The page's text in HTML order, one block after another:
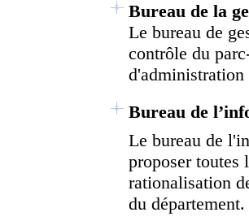
Bureau de la
Le bureau de
contrôle du
d'administration
Bureau de
Le bureau de
proposer toutes
rationalisation
du département.